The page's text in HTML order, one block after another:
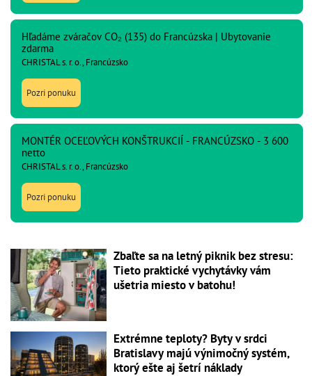
Hľadáme zváračov CO₂ (135) do Francúzska | Ubytovanie
zdarma
CHRISTAL s. r. o., Francúzsko
Pozri ponuku
MONTÉR OCEĽOVÝCH KONŠTRUKCIÍ - FRANCÚZSKO - 3 600
netto
CHRISTAL s. r. o., Francúzsko
Pozri ponuku
Zbaľte sa na letný piknik bez stresu:
Tieto praktické vychytávky vám
ušetria miesto v batohu!
Extrémne teploty? Byty v srdci
Bratislavy majú výnimočný systém,
ktorý ešte aj šetrí náklady